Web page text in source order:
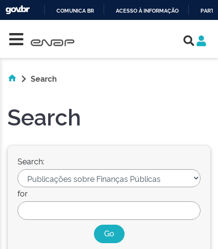
COMUNICA BR ACESSO À INFORMAÇÃO
Search
Search
Search:
for